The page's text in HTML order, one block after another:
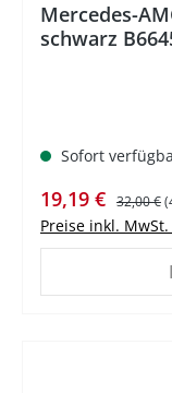
Mercedes-
schwarz
Sofort
Verkaufspreis:
19,19 € 32,00 €
Preise inkl.